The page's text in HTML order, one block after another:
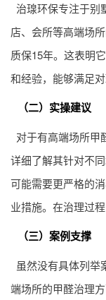
治瑔环保专注于别
店、会所等高端场
质保15年。这表明
和经验，能够满足
（二）实操建议
对于有高端场所甲
详细了解其针对不
可能需要更严格的
业措施。在治理过
（三）案例支撑
虽然没有具体列举
端场所的甲醛治理